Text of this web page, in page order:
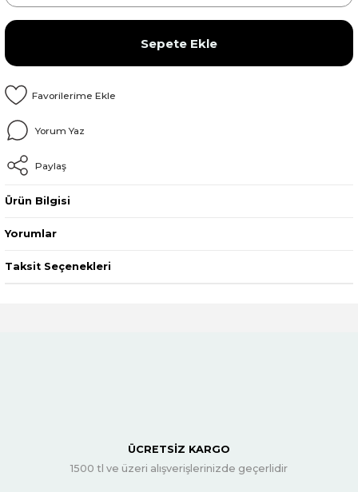
Sepete Ekle
Yorum Yaz
Paylaş
Ürün Bilgisi
Yorumlar
Taksit Seçenekleri
ÜCRETSİZ KARGO
1500 tl ve üzeri alışverişlerinizde geçerlidir